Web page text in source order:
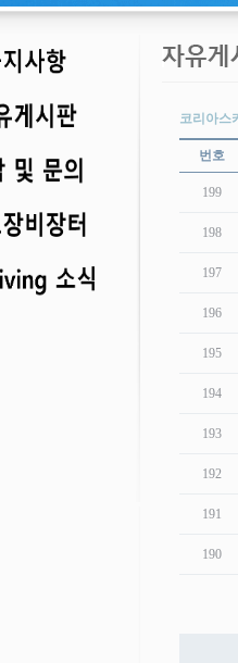
코리아스
번호
199
198
197
196
195
194
193
192
191
190